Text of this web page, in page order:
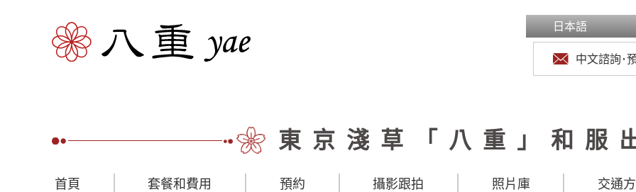
日本語
中文諮詢･
東京淺草「八重」和服
首頁 套餐和費用 預約 攝影跟拍 照片庫 交通